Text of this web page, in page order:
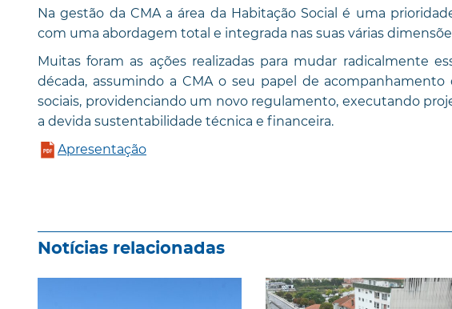
Na gestão da CMA a área da Habitação Social é uma
com uma abordagem total e integrada nas suas várias
Muitas foram as ações realizadas para mudar radicalmente
década, assumindo a CMA o seu papel de
sociais, providenciando um novo regulamento, executando
a devida sustentabilidade técnica e financeira.
Apresentação
Notícias relacionadas